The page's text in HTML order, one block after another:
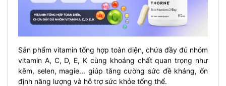
Sản phẩm vitamin tổng hợp toàn diện, chứa đầy đủ nhóm
vitamin A, C, D, E, K cùng khoáng chất quan trọng như
kẽm, selen, magie... giúp tăng cường sức đề kháng, ổn
định năng lượng và hỗ trợ sức khỏe tổng thể.